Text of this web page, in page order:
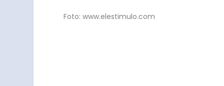
Foto: www.elestimulo.com